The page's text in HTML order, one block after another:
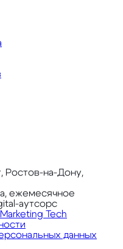
Ростов-на-Дону,
ежемесячное
аутсорс
Marketing Tech
данных